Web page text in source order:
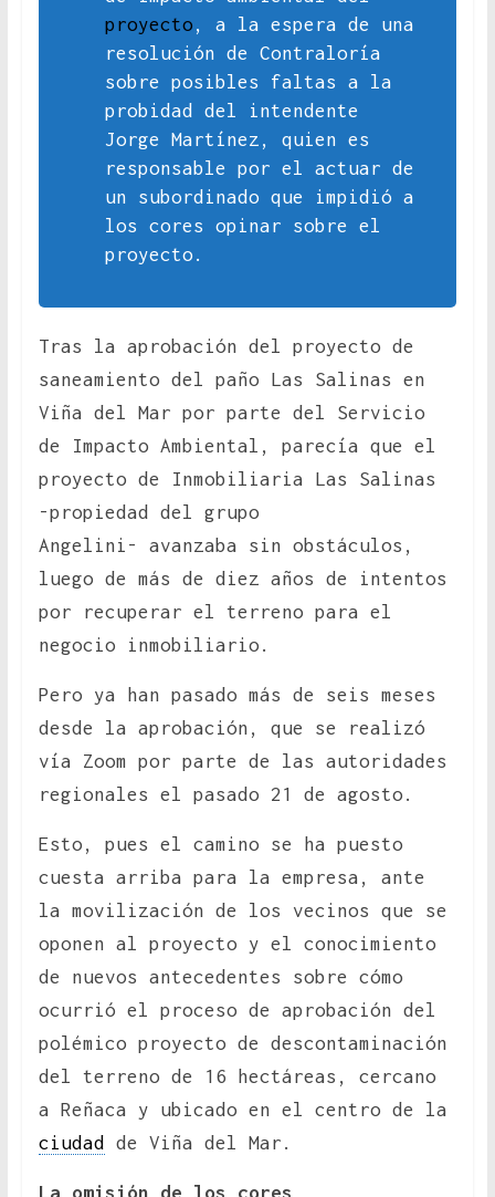
proyecto , a la espera de una
resolución de Contraloría
sobre posibles faltas a la
probidad del intendente
Jorge Martínez, quien es
responsable por el actuar de
un subordinado que impidió a
los cores opinar sobre el
proyecto.
Tras la aprobación del proyecto de
saneamiento del paño Las Salinas en
Viña del Mar por parte del Servicio
de Impacto Ambiental, parecía que el
proyecto de Inmobiliaria Las Salinas
-propiedad del grupo
Angelini- avanzaba sin obstáculos,
luego de más de diez años de intentos
por recuperar el terreno para el
negocio inmobiliario.
Pero ya han pasado más de seis meses
desde la aprobación, que se realizó
vía Zoom por parte de las autoridades
regionales el pasado 21 de agosto.
Esto, pues el camino se ha puesto
cuesta arriba para la empresa, ante
la movilización de los vecinos que se
oponen al proyecto y el conocimiento
de nuevos antecedentes sobre cómo
ocurrió el proceso de aprobación del
polémico proyecto de descontaminación
del terreno de 16 hectáreas, cercano
a Reñaca y ubicado en el centro de la
ciudad
de Viña del Mar.